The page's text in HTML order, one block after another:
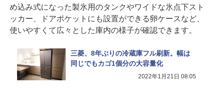
め込み式になった製氷用のタンクやワイドな氷点下スト
ッカー、ドアポケットにも設置ができる卵ケースなど、
使いやすくて広々とした庫内の様子が確認できます。
三菱、8年ぶりの冷蔵庫フル刷新。幅は
同じでもカゴ1個分の大容量化
2022年1月21日 08:05